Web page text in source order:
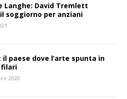
Langhe: David Tremlett
soggiorno per anziani
il paese dove l’arte spunta in
filari
2020